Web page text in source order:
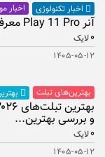
اخبار تکنولوژی اخبار
آنر Play 11 Pro معرفی شد
۰لایک
۱۴۰۵-۰۵-۱۲
بهترین‌های تبلت
و بررسی بهترین...
۰لایک
۱۴۰۵-۰۵-۱۲